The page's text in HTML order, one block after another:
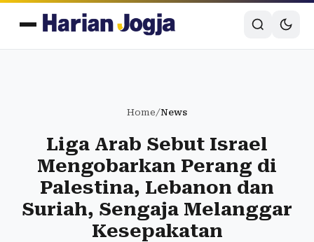
Home/News
Liga Arab Sebut Israel
Mengobarkan Perang di
Palestina, Lebanon dan
Suriah, Sengaja Melanggar
Kesepakatan